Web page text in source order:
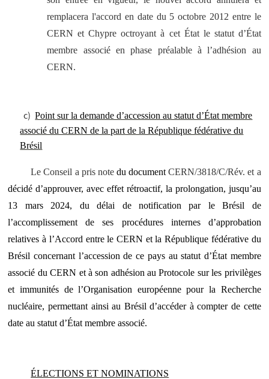
remplacera l'accord en date du 5 octobre 2012 entre le
CERN et Chypre octroyant à cet État le statut d’État
membre associé en phase préalable à l’adhésion au
CERN.
c) Point sur la demande d’accession au statut d’État membre
associé du CERN de la part de la République fédérative du
Brésil
Le Conseil a pris note du documentCERN/3818/C/Rév. et a
décidé d’approuver, avec effet rétroactif, la prolongation, jusqu’au
13 mars 2024, du délai de notification par le Brésil de
l’accomplissement de ses procédures internes d’approbation
relatives à l’Accord entre le CERN et la République fédérative du
Brésil concernant l’accession de ce pays au statut d’État membre
associé du CERN et à son adhésion au Protocole sur les privilèges
et immunités de l’Organisation européenne pour la Recherche
nucléaire, permettant ainsi au Brésil d’accéder à compter de cette
date au statut d’État membre associé.
ÉLECTIONS ET NOMINATIONS